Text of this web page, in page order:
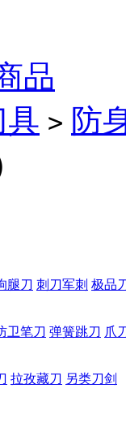
品
具 > 防
腿刀 刺刀军刺 极品
卫笔刀 弹簧跳刀 爪
拉孜藏刀 另类刀剑